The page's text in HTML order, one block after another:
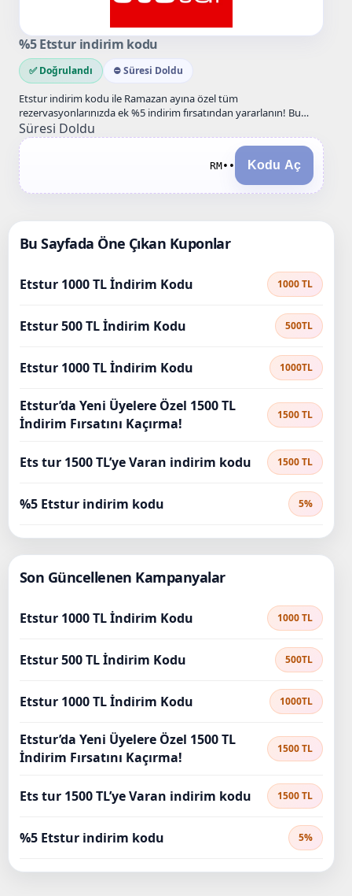
%5 Etstur indirim kodu
✅ Doğrulandı ⛔ Süresi Doldu
Etstur indirim kodu ile Ramazan ayına özel tüm
rezervasyonlarınızda ek %5 indirim fırsatından yararlanın! Bu
kampanya ile harcama…
Süresi Doldu
RM•• Kodu Aç
Bu Sayfada Öne Çıkan Kuponlar
Etstur 1000 TL İndirim Kodu 1000 TL
Etstur 500 TL İndirim Kodu 500TL
Etstur 1000 TL İndirim Kodu 1000TL
Etstur’da Yeni Üyelere Özel 1500 TL
İndirim Fırsatını Kaçırma!
1500 TL
Ets tur 1500 TL’ye Varan indirim kodu 1500 TL
%5 Etstur indirim kodu 5%
Son Güncellenen Kampanyalar
Etstur 1000 TL İndirim Kodu 1000 TL
Etstur 500 TL İndirim Kodu 500TL
Etstur 1000 TL İndirim Kodu 1000TL
Etstur’da Yeni Üyelere Özel 1500 TL
İndirim Fırsatını Kaçırma!
1500 TL
Ets tur 1500 TL’ye Varan indirim kodu 1500 TL
%5 Etstur indirim kodu 5%